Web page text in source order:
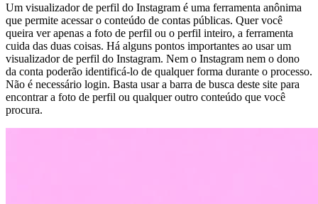
Um visualizador de perfil do Instagram é uma ferramenta anônima
que permite acessar o conteúdo de contas públicas. Quer você
queira ver apenas a foto de perfil ou o perfil inteiro, a ferramenta
cuida das duas coisas. Há alguns pontos importantes ao usar um
visualizador de perfil do Instagram. Nem o Instagram nem o dono
da conta poderão identificá-lo de qualquer forma durante o processo.
Não é necessário login. Basta usar a barra de busca deste site para
encontrar a foto de perfil ou qualquer outro conteúdo que você
procura.